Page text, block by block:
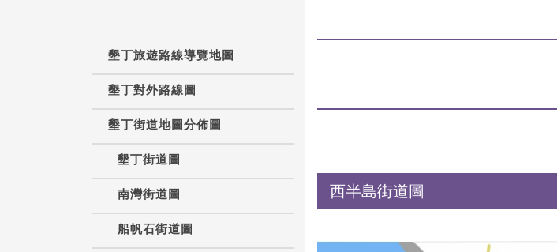
墾丁旅遊路線導覽地圖
墾丁對外路線圖
墾丁街道地圖分佈圖
墾丁街道圖
南灣街道圖
船帆石街道圖
西半島街道圖